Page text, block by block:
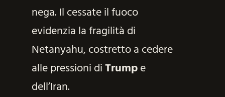
nega. Il cessate il fuoco
evidenzia la fragilità di
Netanyahu, costretto a cedere
alle pressioni diTrumpe
dell’Iran.